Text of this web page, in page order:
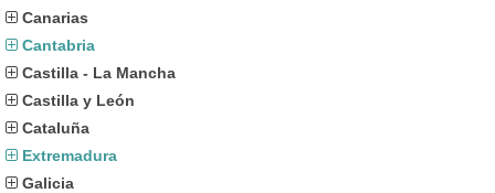
Canarias
Cantabria
Castilla - La Mancha
Castilla y León
Cataluña
Extremadura
Galicia